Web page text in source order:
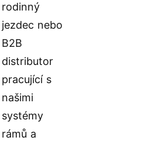
rodinný
jezdec nebo
B2B
distributor
pracující s
našimi
systémy
rámů a